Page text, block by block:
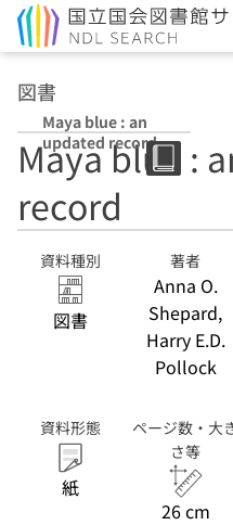
図書
Maya blue : an
updated record
Maya blue :
record
資料種別
図書
著者
Anna O.
Shepard,
Harry E.D.
Pollock
資料形態
紙
ページ数・大
さ等
26 cm